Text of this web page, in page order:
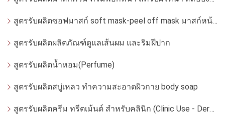
สูตรรับผลิตซอฟมาสก์ soft mask-peel off mask มาสก์หน้ากากอ่อน
สูตรรับผลิตผลิตภัณฑ์ดูแลเส้นผม และริมฝีปาก
สูตรรับผลิตน้ำหอม(Perfume)
สูตรรับผลิตสบู่เหลว ทำความสะอาดผิวกาย body soap
สูตรรับผลิตครีม ทรีตเม้นต์ สำหรับคลินิก (Clinic Use - Dermatologist)